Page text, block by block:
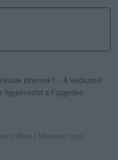
jöhetnek? – A leköszönő
figyelmeztet a Független
Ákos | Mindenki ügye